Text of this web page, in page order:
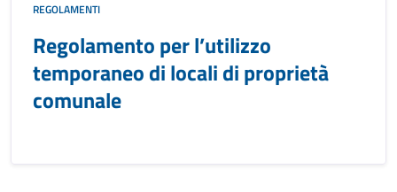
REGOLAMENTI
Regolamento per l’utilizzo
temporaneo di locali di proprietà
comunale